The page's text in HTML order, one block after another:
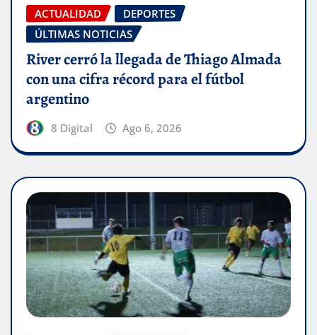
ACTUALIDAD
DEPORTES
ÚLTIMAS NOTICIAS
River cerró la llegada de Thiago Almada
con una cifra récord para el fútbol
argentino
8 Digital Ago 6, 2026